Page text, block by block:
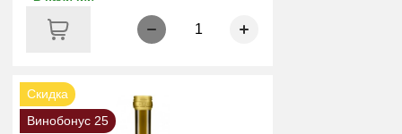
1
Скидка
Винобонус 25